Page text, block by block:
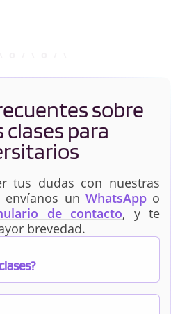
sobre
para
tus dudas con nuestras
envíanos un WhatsAppo
de contacto, y te
brevedad.